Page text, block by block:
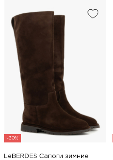
-30%
LeBERDES Сапоги зимние